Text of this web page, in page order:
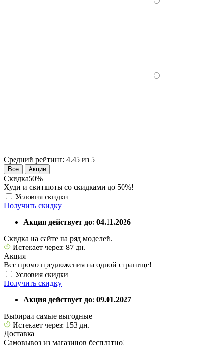
Средний рейтинг: 4.45 из 5
Все Акции
Скидка50%
Худи и свитшоты со скидками до 50%!
Условия скидки
Получить скидку
Акция действует до: 04.11.2026
Скидка на сайте на ряд моделей.
Истекает через: 87 дн.
Акция
Все промо предложения на одной странице!
Условия скидки
Получить скидку
Акция действует до: 09.01.2027
Выбирай самые выгодные.
Истекает через: 153 дн.
Доставка
Самовывоз из магазинов бесплатно!